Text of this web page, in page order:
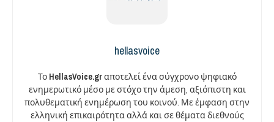
hellasvoice
Το HellasVoice.grαποτελεί ένα σύγχρονο ψηφιακό
ενημερωτικό μέσο με στόχο την άμεση, αξιόπιστη και
πολυθεματική ενημέρωση του κοινού. Με έμφαση στην
ελληνική επικαιρότητα αλλά και σε θέματα διεθνούς